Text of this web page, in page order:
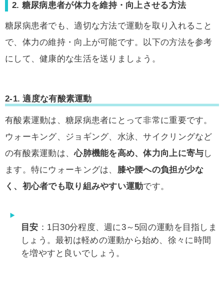
2. 糖尿病患者が体力を維持・向上させる方法
糖尿病患者でも、適切な方法で運動を取り入れること
で、体力の維持・向上が可能です。以下の方法を参考
にして、健康的な生活を送りましょう。
2-1.適度な有酸素運動
有酸素運動は、糖尿病患者にとって非常に重要です。
ウォーキング、ジョギング、水泳、サイクリングなど
の有酸素運動は、心肺機能を高め、体力向上に寄与し
ます。特にウォーキングは、 膝や腰への負担が少な
く、初心者でも取り組みやすい運動です。
目安 ：1日30分程度、週に3～5回の運動を目指しま
しょう。最初は軽めの運動から始め、徐々に時間
を増やすと良いでしょう。